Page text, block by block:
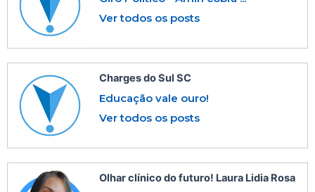
Ver todos os posts
Charges do Sul SC
Educação vale ouro!
Ver todos os posts
Olhar clínico do futuro! Laura Lidia Rosa